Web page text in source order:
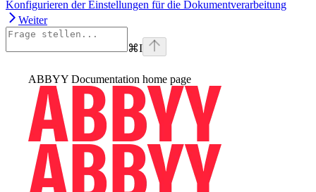
Konfigurieren der Einstellungen für die Dokumentverarbeitung
Weiter
⌘I
ABBYY Documentation home page